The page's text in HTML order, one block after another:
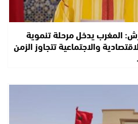
المغرب يدخل مرحلة تنموية
والاجتماعية تتجاوز الزمن